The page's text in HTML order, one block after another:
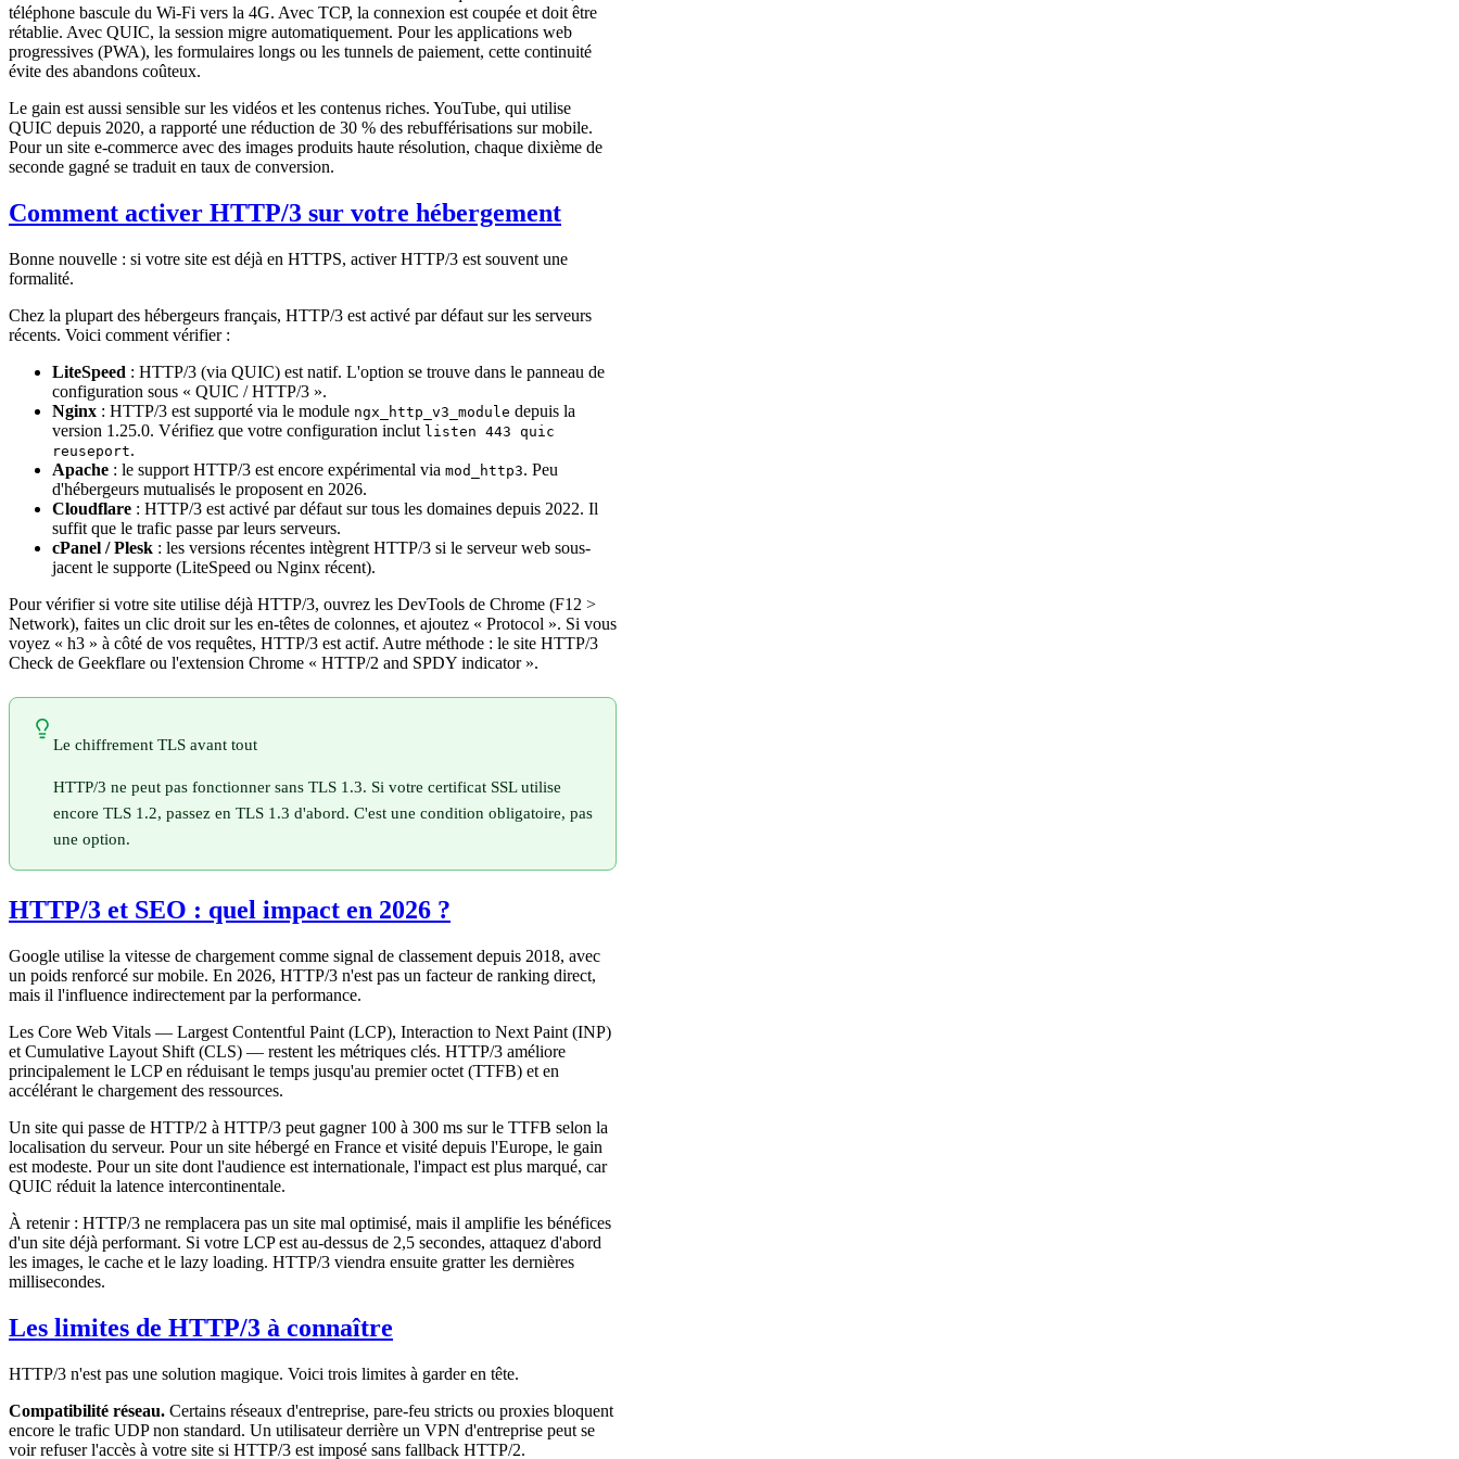
téléphone bascule du Wi-Fi vers la 4G. Avec TCP, la connexion est coupée et doit être
rétablie. Avec QUIC, la session migre automatiquement. Pour les applications web
progressives (PWA), les formulaires longs ou les tunnels de paiement, cette continuité
évite des abandons coûteux.
Le gain est aussi sensible sur les vidéos et les contenus riches. YouTube, qui utilise
QUIC depuis 2020, a rapporté une réduction de 30 % des rebufférisations sur mobile.
Pour un site e-commerce avec des images produits haute résolution, chaque dixième de
seconde gagné se traduit en taux de conversion.
Comment activer HTTP/3 sur votre hébergement
Bonne nouvelle : si votre site est déjà en HTTPS, activer HTTP/3 est souvent une
formalité.
Chez la plupart des hébergeurs français, HTTP/3 est activé par défaut sur les serveurs
récents. Voici comment vérifier :
LiteSpeed : HTTP/3 (via QUIC) est natif. L'option se trouve dans le panneau de
configuration sous « QUIC / HTTP/3 ».
Nginx : HTTP/3 est supporté via le module ngx_http_v3_module depuis la
version 1.25.0. Vérifiez que votre configuration inclut listen 443 quic
reuseport.
Apache : le support HTTP/3 est encore expérimental via mod_http3. Peu
d'hébergeurs mutualisés le proposent en 2026.
Cloudflare : HTTP/3 est activé par défaut sur tous les domaines depuis 2022. Il
suffit que le trafic passe par leurs serveurs.
cPanel / Plesk : les versions récentes intègrent HTTP/3 si le serveur web sous-
jacent le supporte (LiteSpeed ou Nginx récent).
Pour vérifier si votre site utilise déjà HTTP/3, ouvrez les DevTools de Chrome (F12 >
Network), faites un clic droit sur les en-têtes de colonnes, et ajoutez « Protocol ». Si vous
voyez « h3 » à côté de vos requêtes, HTTP/3 est actif. Autre méthode : le site HTTP/3
Check de Geekflare ou l'extension Chrome « HTTP/2 and SPDY indicator ».
Le chiffrement TLS avant tout
HTTP/3 ne peut pas fonctionner sans TLS 1.3. Si votre certificat SSL utilise
encore TLS 1.2, passez en TLS 1.3 d'abord. C'est une condition obligatoire, pas
une option.
HTTP/3 et SEO : quel impact en 2026 ?
Google utilise la vitesse de chargement comme signal de classement depuis 2018, avec
un poids renforcé sur mobile. En 2026, HTTP/3 n'est pas un facteur de ranking direct,
mais il l'influence indirectement par la performance.
Les Core Web Vitals — Largest Contentful Paint (LCP), Interaction to Next Paint (INP)
et Cumulative Layout Shift (CLS) — restent les métriques clés. HTTP/3 améliore
principalement le LCP en réduisant le temps jusqu'au premier octet (TTFB) et en
accélérant le chargement des ressources.
Un site qui passe de HTTP/2 à HTTP/3 peut gagner 100 à 300 ms sur le TTFB selon la
localisation du serveur. Pour un site hébergé en France et visité depuis l'Europe, le gain
est modeste. Pour un site dont l'audience est internationale, l'impact est plus marqué, car
QUIC réduit la latence intercontinentale.
À retenir : HTTP/3 ne remplacera pas un site mal optimisé, mais il amplifie les bénéfices
d'un site déjà performant. Si votre LCP est au-dessus de 2,5 secondes, attaquez d'abord
les images, le cache et le lazy loading. HTTP/3 viendra ensuite gratter les dernières
millisecondes.
Les limites de HTTP/3 à connaître
HTTP/3 n'est pas une solution magique. Voici trois limites à garder en tête.
Compatibilité réseau. Certains réseaux d'entreprise, pare-feu stricts ou proxies bloquent
encore le trafic UDP non standard. Un utilisateur derrière un VPN d'entreprise peut se
voir refuser l'accès à votre site si HTTP/3 est imposé sans fallback HTTP/2.